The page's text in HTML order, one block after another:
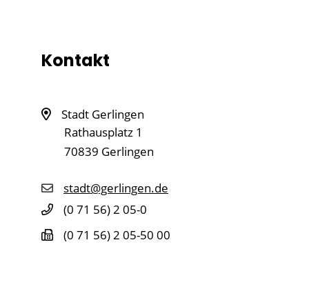
Kontakt
Stadt Gerlingen
Rathausplatz 1
70839 Gerlingen
stadt@gerlingen.de
(0 71 56) 2 05-0
(0 71 56) 2 05-50 00